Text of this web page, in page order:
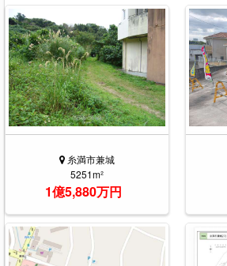
糸満市兼城
5251m²
1億5,880万円